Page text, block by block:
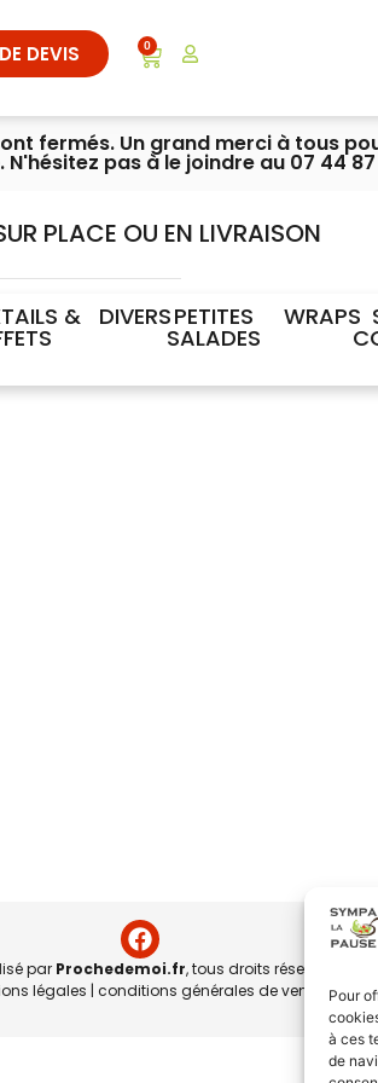
Pour
à ces
de
DEVIS 0
fermés. Un grand merci à tous
pas à le joindre au 07 44
PLACE OU EN LIVRAISON
& DIVERSPETITES
SALADES
WRAPS
par Prochedemoi.fr, tous droits réservés
légales | conditions générales de vente